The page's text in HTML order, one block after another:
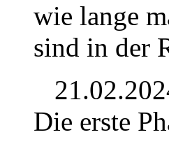
wie lange
sind in der
Die erste